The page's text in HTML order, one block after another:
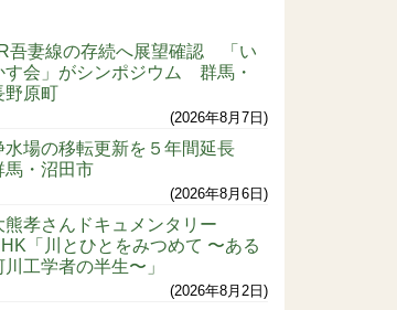
吾妻線の存続へ展望確認 「い
す会」がシンポジウム 群馬・
野原町
2026年8月7日
水場の移転更新を５年間延長
馬・沼田市
2026年8月6日
熊孝さんドキュメンタリー
「川とひとをみつめて 〜ある
川工学者の半生〜」
2026年8月2日